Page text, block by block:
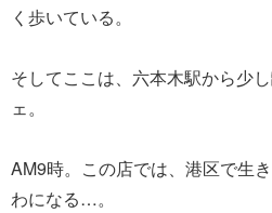
く歩いている。
そしてここは、六本木駅から少
ェ。
AM9時。この店では、港区で生
わになる…。